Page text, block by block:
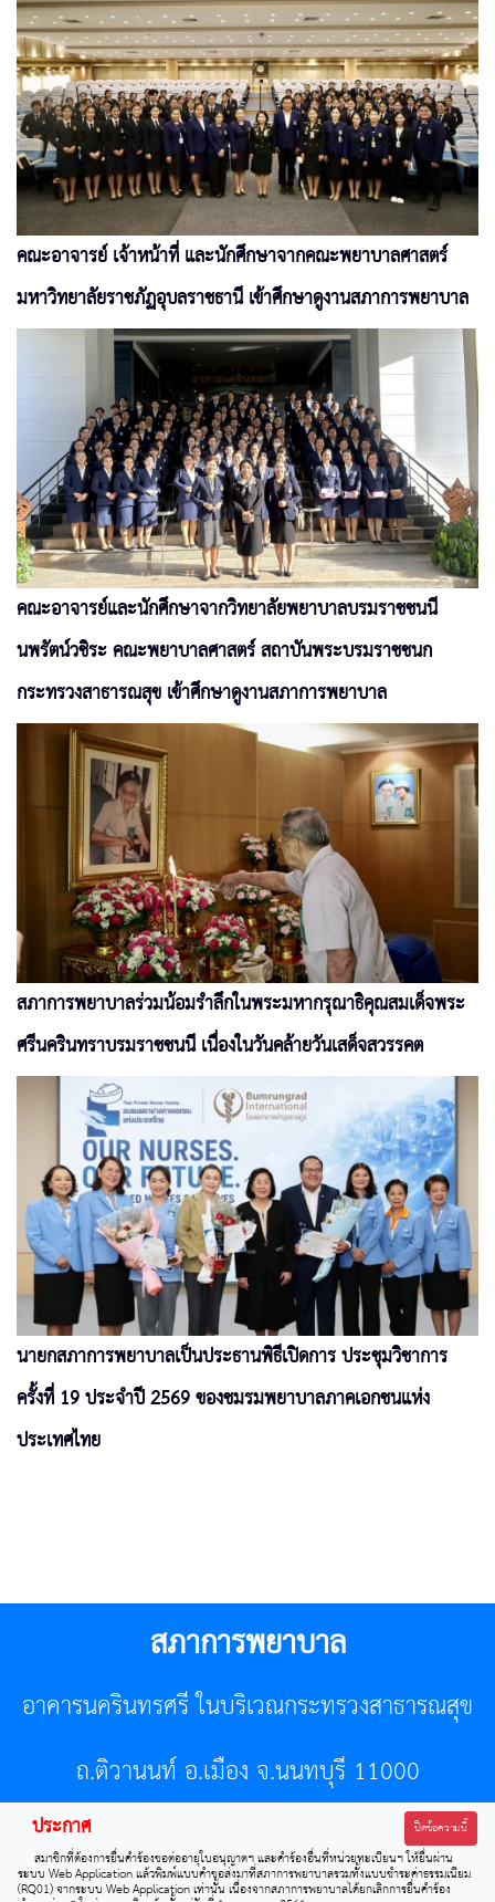
คณะอาจารย์ เจ้าหน้าที่ และนักศึกษาจากคณะพยาบาลศาสตร์
มหาวิทยาลัยราชภัฏอุบลราชธานี เข้าศึกษาดูงานสภาการพยาบาล
คณะอาจารย์และนักศึกษาจากวิทยาลัยพยาบาลบรมราชชนนี
นพรัตน์วชิระ คณะพยาบาลศาสตร์ สถาบันพระบรมราชชนก
กระทรวงสาธารณสุข เข้าศึกษาดูงานสภาการพยาบาล
สภาการพยาบาลร่วมน้อมรำลึกในพระมหากรุณาธิคุณสมเด็จพระ
ศรีนครินทราบรมราชชนนี เนื่องในวันคล้ายวันเสด็จสวรรคต
นายกสภาการพยาบาลเป็นประธานพิธีเปิดการ ประชุมวิชาการ
ครั้งที่ 19 ประจำปี 2569 ของชมรมพยาบาลภาคเอกชนแห่ง
ประเทศไทย
สภาการพยาบาล
อาคารนครินทรศรี ในบริเวณกระทรวงสาธารณสุข
ถ.ติวานนท์ อ.เมือง จ.นนทบุรี 11000
โทรศัพท์ 02-596-7500 โทรสาร 0-2589-7121 E-mail :
center@tnmc.or.th
ประกาศ ปิดข้อความนี้
สมาชิกที่ต้องการยื่นคำร้องขอต่ออายุใบอนุญาตฯ และคำร้องอื่นที่หน่วยทะเบียนฯ ให้ยื่นผ่าน
ระบบ Web Application แล้วพิมพ์แบบคำขอส่งมาที่สภาการพยาบาลรวมทั้งแบบชำระค่าธรรมเนียม
(RQ01) จากระบบ Web Application เท่านั้น เนื่องจากสภาการพยาบาลได้ยกเลิกการยื่นคำร้อง